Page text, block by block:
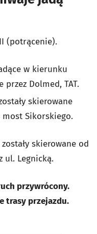
(potrącenie).
w kierunku
przez Dolmed, TAT.
skierowane
most Sikorskiego.
skierowane od
ul. Legnicką.
przywrócony.
trasy przejazdu.